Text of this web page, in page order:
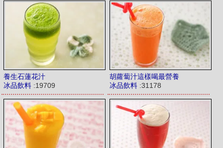
養生石蓮花汁
冰品飲料 :19709
胡蘿蔔汁這樣喝最營養
冰品飲料 :31178